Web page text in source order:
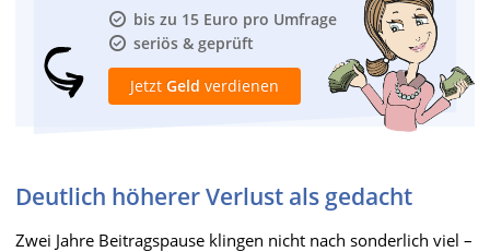
bis zu 15 Euro pro Umfrage
seriös & geprüft
Jetzt Geld verdienen
Deutlich höherer Verlust als gedacht
Zwei Jahre Beitragspause klingen nicht nach sonderlich viel –